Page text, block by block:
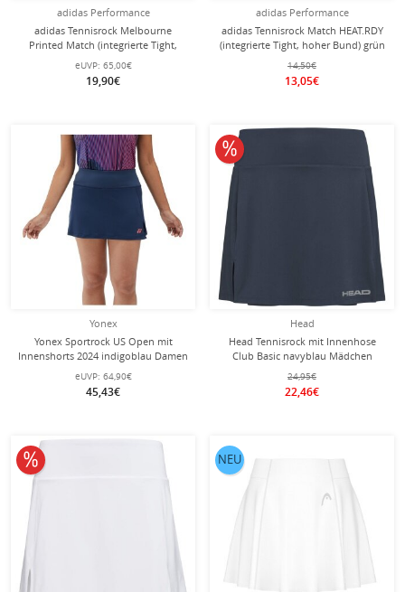
adidas Performance
adidas Tennisrock Melbourne
Printed Match (integrierte Tight,
hoher Bund) bunt Damen
eUVP: 65,00€
19,90€
adidas Performance
adidas Tennisrock Match HEAT.RDY
(integrierte Tight, hoher Bund) grün
Damen
14,50€
13,05€
Yonex
Yonex Sportrock US Open mit
Innenshorts 2024 indigoblau Damen
eUVP: 64,90€
45,43€
Head
Head Tennisrock mit Innenhose
Club Basic navyblau Mädchen
24,95€
22,46€
10% reduziert
10% reduziert NEU